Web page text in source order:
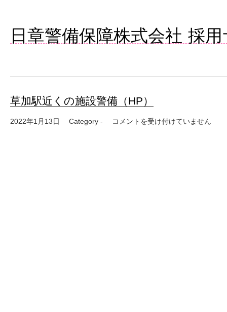
日章警備保障株式会社 採
草加駅近くの施設警備（HP）
2022年1月13日 Category - 草加駅近くの施設警備（HP） は
コメントを受け付けていません